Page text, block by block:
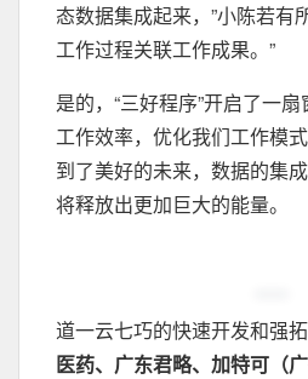
态数据集成起来，”小陈若有
工作过程关联工作成果。”
是的，“三好程序”开启了一
工作效率，优化我们工作模
到了美好的未来，数据的集
将释放出更加巨大的能量。
道一云七巧的快速开发和强
医药、广东君略、加特可（广